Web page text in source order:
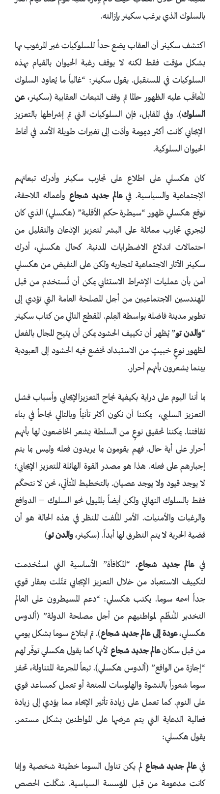
بالسلوك الذي يرغب سكينر بإزالته.
اكتشف سكينر أن العقاب يضع حداً للسلوكيات غير المرغوب بها
بشكل مؤقت فقط لكنه لا يوقف رغبة الحيوان بالقيام بهذه
السلوكيات في المستقبل. يقول سكينر: “غالباً ما يُعاود السلوك
المُعاقَب عليه الظهور حالما تم وقف التبعات العقابية (سكينر،عن
السلوك). وفي المقابل، فإن السلوكيات التي تم إشراطها بالتعزيز
الإيجابي كانت أكثر ديمومة وأدّت إلى تغيرات طويلة الأمد في أنماط
الحيوان السلوكية.
كان هكسلي على اطلاع على تجارب سكينر وأدرك تبعاتهم
الإجتماعية والسياسية. فيعالم جديد شجاع وأعماله اللاحقة،
توقع هكسلي ظهور “سيطرة حكم الأقلية” (هكسلي) الذي كان
ليُجري تجارب مماثلة على البشر لتعزيز الإذعان والتقليل من
احتمالات اندلاع الاضطرابات المدنية. كحال هكسلي، أدرك
سكينر الآثار الاجتماعية لتجاربه ولكن على النقيض من هكسلي
آمن بأن عمليات الإشراط الاستثابي يمكن أن تُستخدم من قبل
المهندسين الاجتماعيين من أجل المصلحة العامة التي تؤدي إلى
تطوير مدينة فاضلة بواسطة العِلم. المقطع التالي من كتاب سكينر
“والدنتو” يُظهر أن تكييف الحشود يمكن أن يتيح المجال بالفعل
لظهور نوعٍ خبيثٍ من الاستبداد تخضع فيه الحشود إلى العبودية
بينما يشعرون بأنهم أحرار.
بما أننا اليوم على دراية بكيفية نجاح التعزيزالإيجابي وأسباب فشل
التعزيز السلبي، يمكننا أن نكون أكثر تأنيّاً وبالتالي نجاحاً في بناء
ثقافتنا. يمكننا تحقيق نوعٍ من السلطة يشعر الخاضعون لها بأنهم
أحرار على أية حال. فهم يقومون بما يريدون فعله وليس بما يتم
إجبارهم على فعله. هذا هو مصدر القوة الهائلة للتعزيز الإيجابي؛
لا يوجد قيود ولا يوجد عصيان. بالتخطيط المُتأنّي، نحن لا نتحكّم
فقط بالسلوك النهائي ولكن أيضاً بالميول نحو السلوك ̶ الدوافع
والرغبات والأمنيات. الأمر المُلفت للنظر في هذه الحالة هو أن
قضية الحرية لا يتم التطرق لها أبداً. (سكينر،والدن تو)
فيعالم جديد شجاع، “المكافأة” الأساسية التي استُخدمت
لتكييف الاستعباد من خلال التعزيز الإيجابي تمثّلت بعقار قوي
جداً اسمه سوما. يكتب هكسلي: “دعم المسيطرون على العالم
التخدير المُنظّم لمواطنيهم من أجل مصلحة الدولة” (ألدوس
هكسلي،عودة إلى عالم جديد شجاع). تم ابتلاع سوما بشكل يومي
من قبل سكانعالم جديد شجاع لأنها كما يقول هكسلي توفّر لهم
“إجازة من الواقع” (ألدوس هكسلي). تبعاً للجرعة المتناولة، تحفز
سوما شعوراً بالنشوة والهلوسات الممتعة أو تعمل كمساعد قوي
على النوم. كما تعمل على زيادة تأثير الإيحاء مما يؤدي إلى زيادة
فعالية الدعاية التي يتم عرضها على المواطنين بشكل مستمر.
يقول هكسلي:
فيعالم جديد شجاع لم يكن تناول السوما خطيئة شخصية وإنما
كانت مدعومة من قبل المؤسسة السياسية. شكّلت الحصص